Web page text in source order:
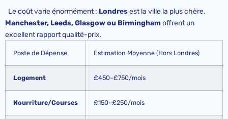
Le coût varie énormément : Londresest la ville la plus chère.
Manchester, Leeds, Glasgow ou Birmingham offrent un
excellent rapport qualité-prix.
Poste de Dépense Estimation Moyenne (Hors Londres)
Logement £450–£750/mois
Nourriture/Courses £150–£250/mois